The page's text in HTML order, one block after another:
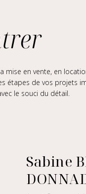
mise en vente, en
étapes de vos projets
le souci du détail.
Sabine